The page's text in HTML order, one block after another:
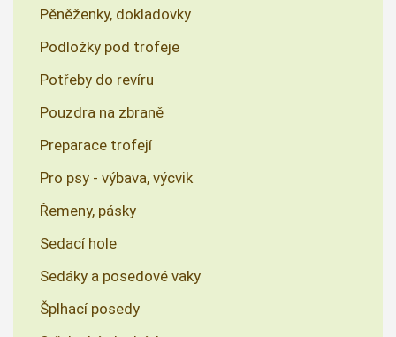
Pěněženky, dokladovky
Podložky pod trofeje
Potřeby do revíru
Pouzdra na zbraně
Preparace trofejí
Pro psy - výbava, výcvik
Řemeny, pásky
Sedací hole
Sedáky a posedové vaky
Šplhací posedy